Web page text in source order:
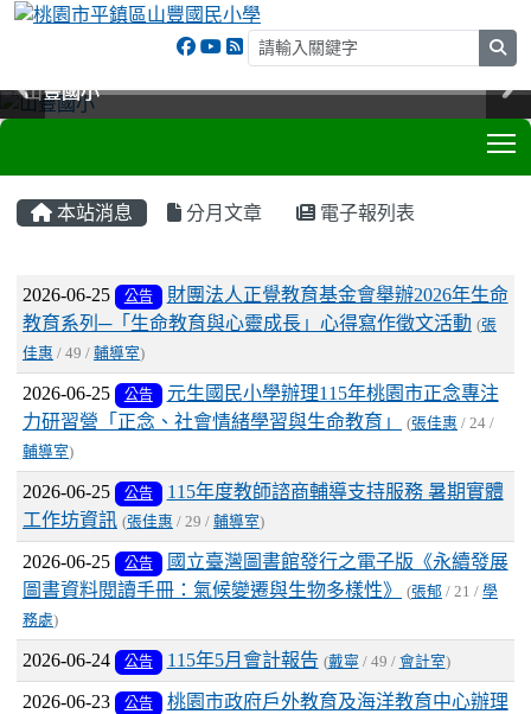
山豐國小
山豐國小
山豐國小
山豐國小
本站消息 分月文章 電子報列表
文章列表
2026-06-25 公告
財團法人正覺教育基金會舉辦2026年生命
教育系列─「生命教育與心靈成長」心得寫作徵文活動 (張
佳惠 / 49 / 輔導室)
2026-06-25 公告
元生國民小學辦理115年桃園市正念專注
力研習營「正念、社會情緒學習與生命教育」
(張佳惠 / 24 /
輔導室)
2026-06-25 公告
115年度教師諮商輔導支持服務 暑期實體
工作坊資訊 (張佳惠 / 29 / 輔導室)
2026-06-25 公告
國立臺灣圖書館發行之電子版《永續發展
圖書資料閱讀手冊：氣候變遷與生物多樣性》
(張郁 / 21 / 學
務處)
2026-06-24 公告 115年5月會計報告 (戴寧 / 49 / 會計室)
2026-06-23 公告
桃園市政府戶外教育及海洋教育中心辦理